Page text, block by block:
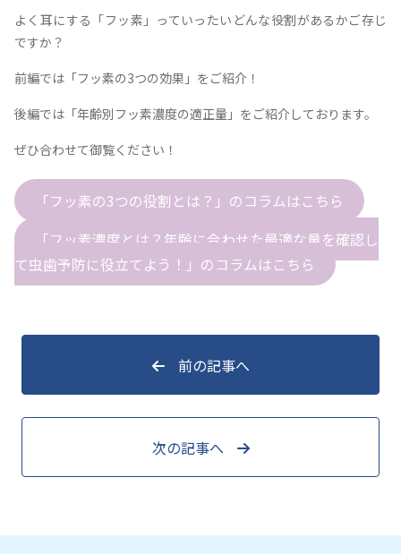
よく耳にする「フッ素」っていったいどんな役割があるかご存じ
ですか？
前編では「フッ素の3つの効果」をご紹介！
後編では「年齢別フッ素濃度の適正量」をご紹介しております。
ぜひ合わせて御覧ください！
「フッ素の3つの役割とは？」のコラムはこちら
「フッ素濃度とは？年齢に合わせた最適な量を確認し
て虫歯予防に役立てよう！」のコラムはこちら
前の記事へ
次の記事へ